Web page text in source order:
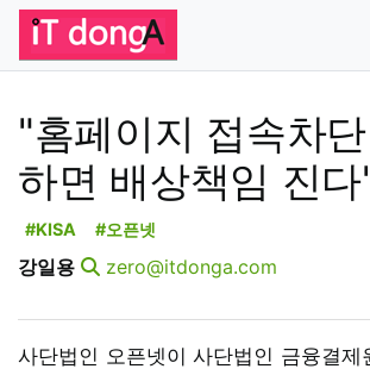
"홈페이지 접속차
하면 배상책임 진
#KISA #오픈넷
강일용 zero@itdonga.com
사단법인 오픈넷이 사단법인 금융결제